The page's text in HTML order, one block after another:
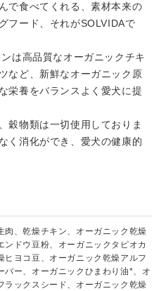
で食べてくれる、素材本来の
フード、それがSOLVIDAで
は高品質なオーガニックチキ
など、新鮮なオーガニック原
栄養をバランスよく愛犬に提
穀物類は一切使用しておりま
く消化ができ、愛犬の健康的
肉、乾燥チキン、オーガニック乾燥
ンドウ豆粉、オーガニックタピオカ
ヒヨコ豆、オーガニック乾燥アルフ
バー、オーガニックひまわり油*、オ
ラックスシード、オーガニック乾燥